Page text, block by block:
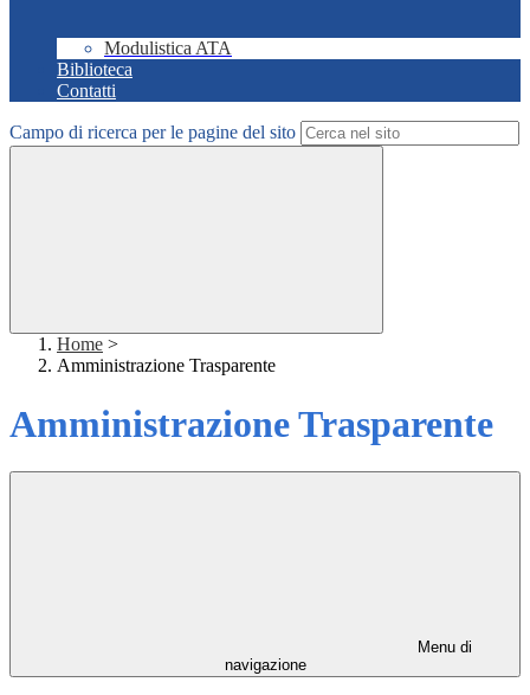
Modulistica ATA
Biblioteca
Contatti
Campo di ricerca per le pagine del sito
Home >
Amministrazione Trasparente
Amministrazione Trasparente
Menu di
navigazione